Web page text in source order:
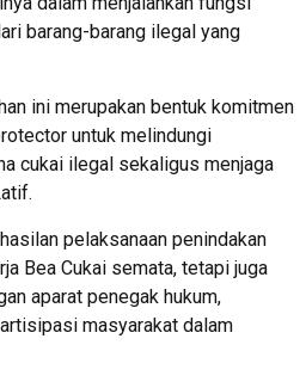
barang-barang ilegal yang
ini merupakan bentuk komitmen
untuk melindungi
cukai ilegal sekaligus menjaga
pelaksanaan penindakan
Bea Cukai semata, tetapi juga
aparat penegak hukum,
masyarakat dalam